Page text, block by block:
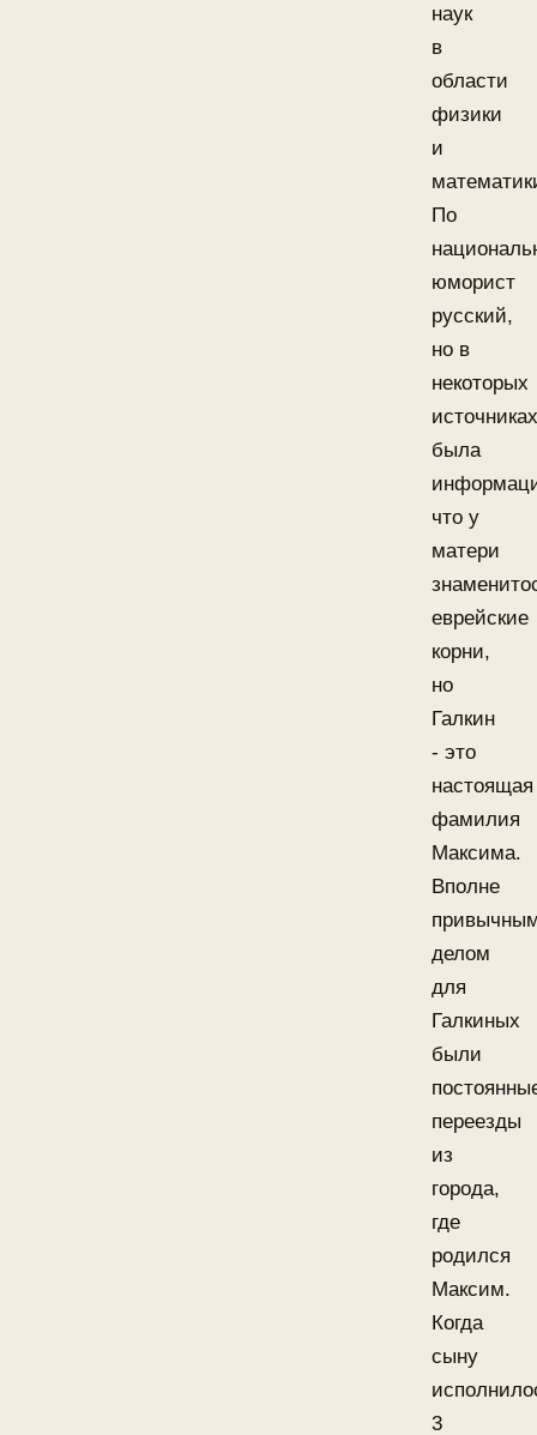
наук
в
области
физики
и
По
юморист
русский,
но в
некоторых
источниках
была
что у
матери
еврейские
корни,
но
Галкин
- это
настоящая
фамилия
Максима.
Вполне
делом
для
Галкиных
были
переезды
из
города,
где
родился
Максим.
Когда
сыну
3